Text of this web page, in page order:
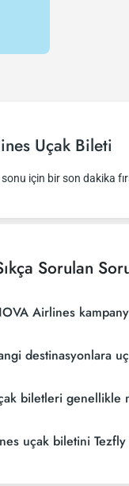
Uçak Bileti
için bir son dakika
Sorulan
Airlines
destinasyonlara
biletleri genellikle
uçak biletini